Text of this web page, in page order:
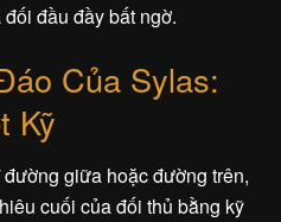
đầu đầy bất ngờ.
Của Sylas:
Kỹ
giữa hoặc đường trên,
cuối của đối thủ bằng kỹ